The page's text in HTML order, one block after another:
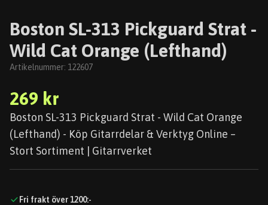
Boston SL-313 Pickguard Strat -
Wild Cat Orange (Lefthand)
Artikelnummer: 122607
269 kr
Boston SL-313 Pickguard Strat - Wild Cat Orange
(Lefthand) - Köp Gitarrdelar & Verktyg Online –
Stort Sortiment | Gitarrverket
Fri frakt över 1200:-